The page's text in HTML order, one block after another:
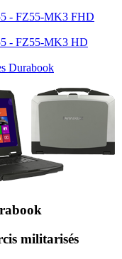
- FZ55-MK3 FHD
- FZ55-MK3 HD
Durabook
militarisés